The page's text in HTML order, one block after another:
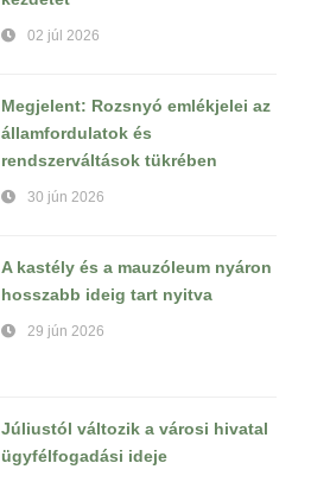
02 júl 2026
Megjelent: Rozsnyó emlékjelei az
államfordulatok és
rendszerváltások tükrében
30 jún 2026
A kastély és a mauzóleum nyáron
hosszabb ideig tart nyitva
29 jún 2026
Júliustól változik a városi hivatal
ügyfélfogadási ideje